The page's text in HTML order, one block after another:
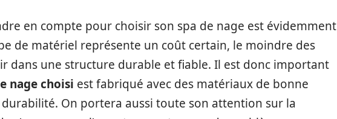
en compte pour choisir son spa de nage est évidemment
de matériel représente un coût certain, le moindre des
dans une structure durable et fiable. Il est donc important
nage choisi est fabriqué avec des matériaux de bonne
durabilité. On portera aussi toute son attention sur la